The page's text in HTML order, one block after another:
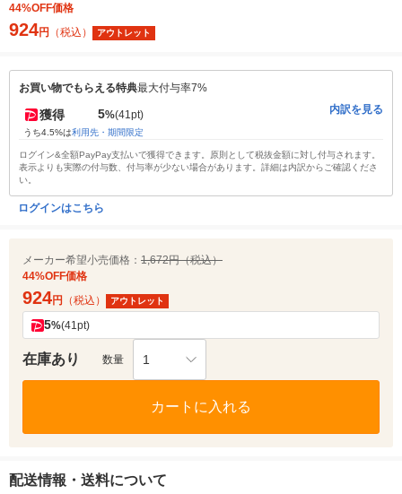
44%OFF価格
924円 （税込） アウトレット
お買い物でもらえる特典最大付与率7%
獲得 5%(41pt)
うち4.5%は利用先・期間限定
内訳を見る
ログイン&全額PayPay支払いで獲得できます。原則として税抜金額に対し付与されます。
表示よりも実際の付与数、付与率が少ない場合があります。詳細は内訳からご確認くださ
い。
ログインはこちら
メーカー希望小売価格： 1,672円（税込）
44%OFF価格
924円 （税込） アウトレット
5%(41pt)
在庫あり 数量 1
カートに入れる
配送情報・送料について